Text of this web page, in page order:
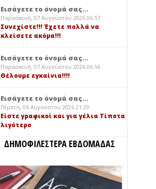
Εισάγετε το όνομά σας...
Παρασκευή, 07 Αυγούστου 2026 06:57
Συνεχίστε!!! Έχετε πολλά να
κλείσετε ακόμα!!!
Εισάγετε το όνομά σας...
Παρασκευή, 07 Αυγούστου 2026 06:56
Θέλουμε εγκαίνια!!!!
Εισάγετε το όνομά σας...
Πέμπτη, 06 Αυγούστου 2026 21:29
Είστε γραφικοί και για γέλια Τίποτα
λιγότερο
ΔΗΜΟΦΙΛΕΣΤΕΡΑ ΕΒΔΟΜΑΔΑΣ